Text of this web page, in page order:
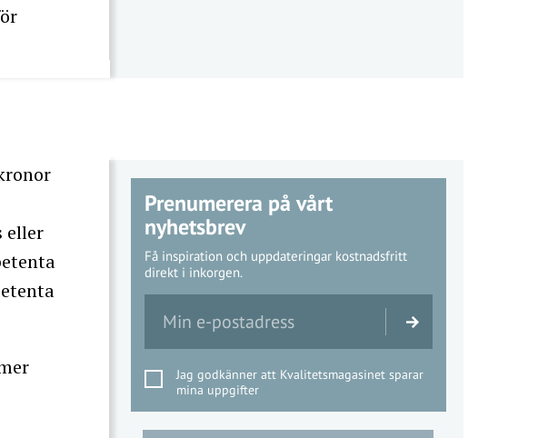
eller
Prenumerera på vårt
nyhetsbrev
Få inspiration och uppdateringar kostnadsfritt
direkt i inkorgen.
Jag godkänner att Kvalitetsmagasinet sparar
mina uppgifter